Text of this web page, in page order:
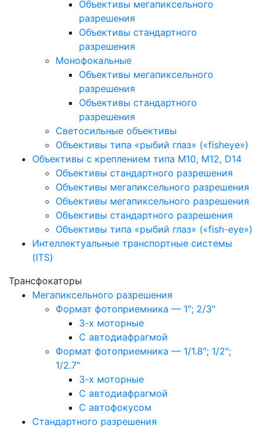
Объективы мегапиксельного
разрешения
Объективы стандартного
разрешения
Монофокальные
Объективы мегапиксельного
разрешения
Объективы стандартного
разрешения
Светосильные объективы
Объективы типа «рыбий глаз» («fisheye»)
Объективы с креплением типа M10, M12, D14
Объективы стандартного разрешения
Объективы мегапиксельного разрешения
Объективы мегапиксельного разрешения
Объективы стандартного разрешения
Объективы типа «рыбий глаз» («fish-eye»)
Интеллектуальные транспортные системы
(ITS)
Трансфокаторы
Мегапиксельного разрешения
Формат фотоприемника — 1″; 2/3″
3-х моторные
С автодиафрагмой
Формат фотоприемника — 1/1.8″; 1/2″;
1/2.7″
3-х моторные
С автодиафрагмой
С автофокусом
Стандартного разрешения